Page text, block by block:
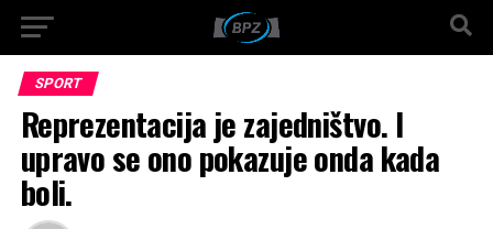
SPORT
Reprezentacija je zajedništvo. I
upravo se ono pokazuje onda kada
boli.